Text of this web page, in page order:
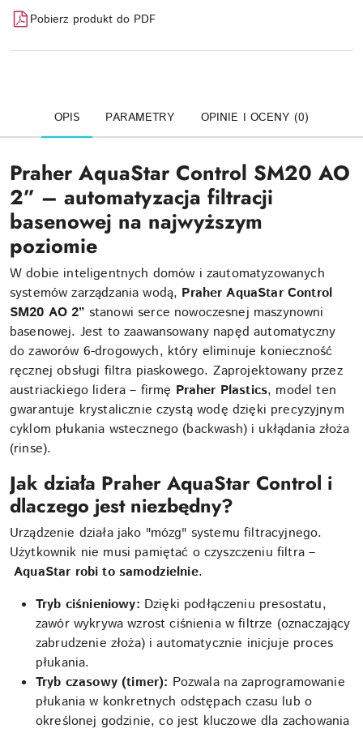
Pobierz produkt do PDF
OPIS PARAMETRY OPINIE I OCENY (0)
Praher AquaStar Control SM20 AO
2” – automatyzacja filtracji
basenowej na najwyższym
poziomie
W dobie inteligentnych domów i zautomatyzowanych
systemów zarządzania wodą, Praher AquaStar Control
SM20 AO 2” stanowi serce nowoczesnej maszynowni
basenowej. Jest to zaawansowany napęd automatyczny
do zaworów 6-drogowych, który eliminuje konieczność
ręcznej obsługi filtra piaskowego. Zaprojektowany przez
austriackiego lidera – firmę Praher Plastics, model ten
gwarantuje krystalicznie czystą wodę dzięki precyzyjnym
cyklom płukania wstecznego (backwash) i ukłądania złoża
(rinse).
Jak działa Praher AquaStar Control i
dlaczego jest niezbędny?
Urządzenie działa jako "mózg" systemu filtracyjnego.
Użytkownik nie musi pamiętać o czyszczeniu filtra –
AquaStar robi to samodzielnie.
Tryb ciśnieniowy: Dzięki podłączeniu presostatu,
zawór wykrywa wzrost ciśnienia w filtrze (oznaczający
zabrudzenie złoża) i automatycznie inicjuje proces
płukania.
Tryb czasowy (timer): Pozwala na zaprogramowanie
płukania w konkretnych odstępach czasu lub o
określonej godzinie, co jest kluczowe dla zachowania